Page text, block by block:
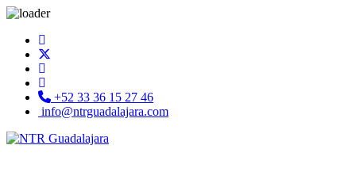
+52 33 36 15 27 46
info@ntrguadalajara.com